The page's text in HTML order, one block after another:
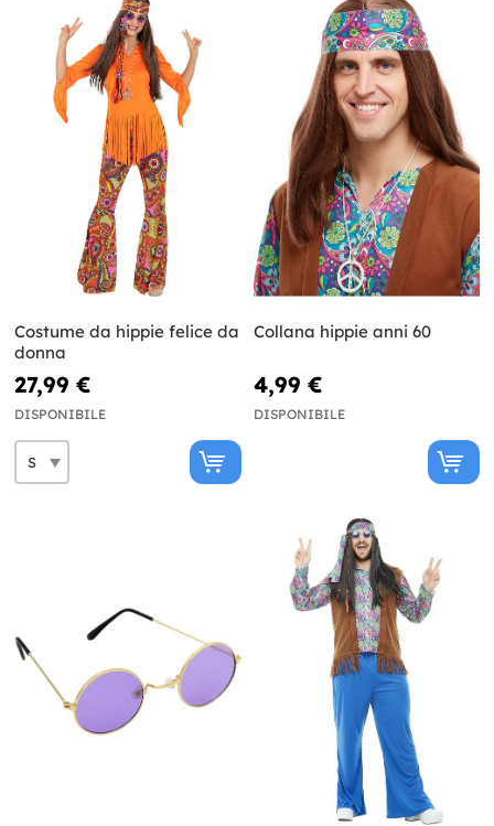
Costume da hippie felice da
donna
27,99 €
DISPONIBILE
Collana hippie anni 60
4,99 €
DISPONIBILE